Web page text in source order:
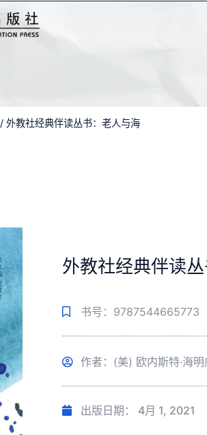
/ 外教社经典伴读丛书：老人与海
外教社经典伴读
书号：9787544665773
作者：(美) 欧内斯特·海
出版日期： 4月 1, 2021